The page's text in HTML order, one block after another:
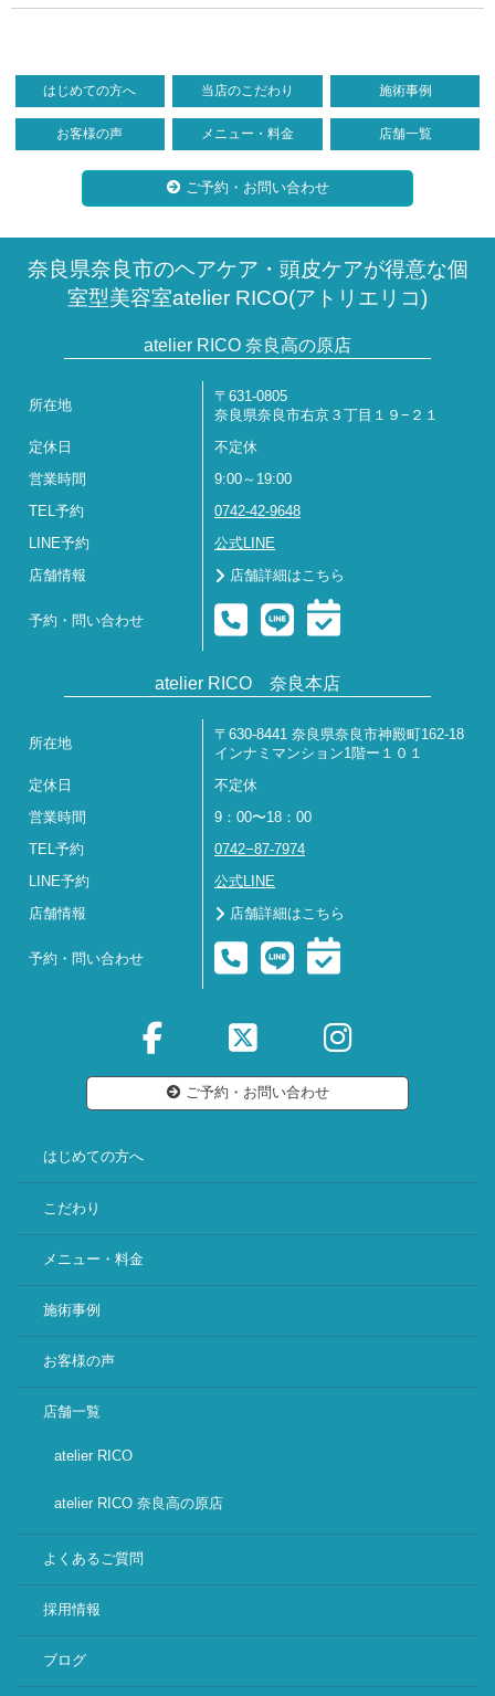
はじめての方へ 当店のこだわり 施術事例
お客様の声 メニュー・料金 店舗一覧
ご予約・お問い合わせ
奈良県奈良市のヘアケア・頭皮ケアが得意な個
室型美容室atelier RICO(アトリエリコ)
atelier RICO 奈良高の原店
所在地
〒631-0805
奈良県奈良市右京３丁目１９−２１
定休日 不定休
営業時間 9:00～19:00
TEL予約 0742-42-9648
LINE予約 公式LINE
店舗情報 店舗詳細はこちら
予約・問い合わせ
atelier RICO 奈良本店
所在地
〒630-8441 奈良県奈良市神殿町162-18
インナミマンション1階ー１０１
定休日 不定休
営業時間 9：00〜18：00
TEL予約 0742−87-7974
LINE予約 公式LINE
店舗情報 店舗詳細はこちら
予約・問い合わせ
ご予約・お問い合わせ
はじめての方へ
こだわり
メニュー・料金
施術事例
お客様の声
店舗一覧
atelier RICO
atelier RICO 奈良高の原店
よくあるご質問
採用情報
ブログ